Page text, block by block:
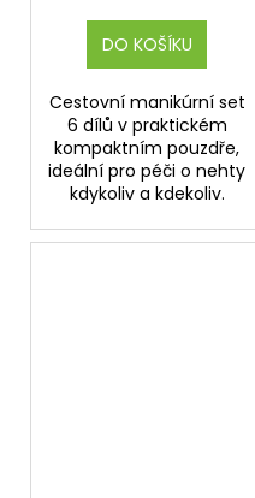
DO KOŠÍKU
Cestovní manikúrní set
6 dílů v praktickém
kompaktním pouzdře,
ideální pro péči o nehty
kdykoliv a kdekoliv.